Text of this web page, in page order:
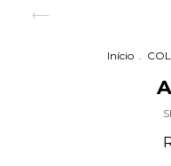
Início .